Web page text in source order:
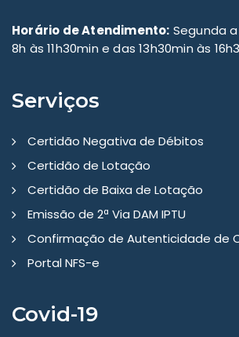
Horário de Atendimento: Segunda
8h às 11h30min e das 13h30min às
Serviços
Certidão Negativa de Débitos
Certidão de Lotação
Certidão de Baixa de Lotação
Emissão de 2ª Via DAM IPTU
Confirmação de Autenticidade de
Portal NFS-e
Covid-19